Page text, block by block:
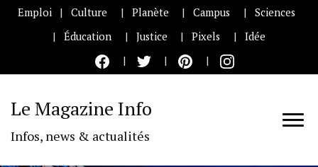
Emploi Culture Planète Campus
Sciences
Éducation
Justice Pixels Idée
Le Magazine Info
Infos, news & actualités